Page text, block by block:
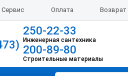
Сервис Оплата Возврат
250-22-33
Инженерная сантехника
200-89-80
Строительные материалы